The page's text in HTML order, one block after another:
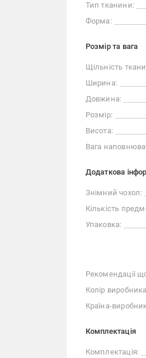
Тип тканини:
Форма:
Розмір та вага
Щільність
Ширина:
Довжина:
Розмір:
Висота:
Вага
Додаткова
Знімний чохол:
Кількість
Упаковка:
Рекомендації
Колір
Країна-
Комплектація
Комплектація: